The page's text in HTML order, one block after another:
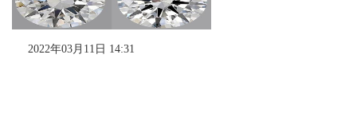
2022年03月11日 14:31